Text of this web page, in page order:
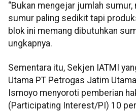
“Bukan mengejar jumlah sumur,
sumur paling sedikit tapi
blok ini memang dibutuhkan
ungkapnya.
Sementara itu, Sekjen IATMI
Utama PT Petrogas Jatim
Ismoyo menyoroti pemberian
(Participating Interest/PI) 10